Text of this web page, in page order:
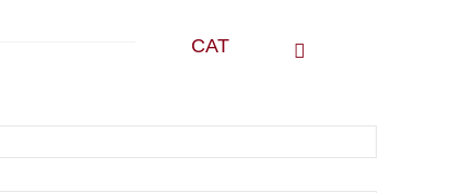
CAT